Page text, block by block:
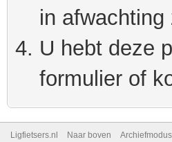
in
U hebt deze
formulier of
Ligfietsers.nl Naar boven Archiefmodus